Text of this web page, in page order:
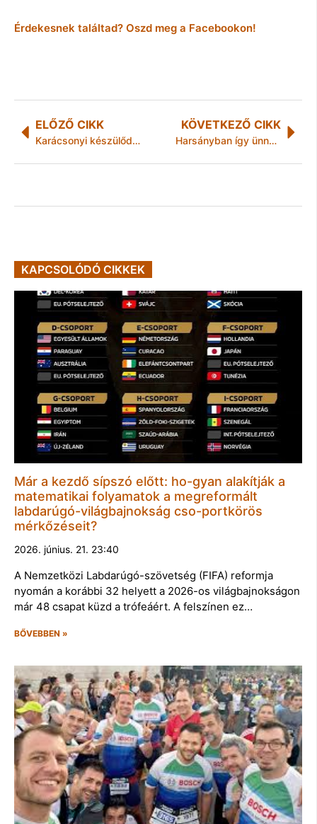
Érdekesnek találtad? Oszd meg a Facebookon!
ELŐZŐ CIKK
Karácsonyi készülődés jegyében
KÖVETKEZŐ CIKK
Harsányban így ünnepelnek decemberben
KAPCSOLÓDÓ CIKKEK
Már a kezdő sípszó előtt: ho-gyan alakítják a
matematikai folyamatok a megreformált
labdarúgó-világbajnokság cso-portkörös
mérkőzéseit?
2026. június. 21. 23:40
A Nemzetközi Labdarúgó-szövetség (FIFA) reformja
nyomán a korábbi 32 helyett a 2026-os világbajnokságon
már 48 csapat küzd a trófeáért. A felszínen ez…
BŐVEBBEN »